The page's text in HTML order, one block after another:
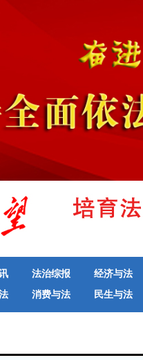
法治综报
经济与法
消费与法
民生与法